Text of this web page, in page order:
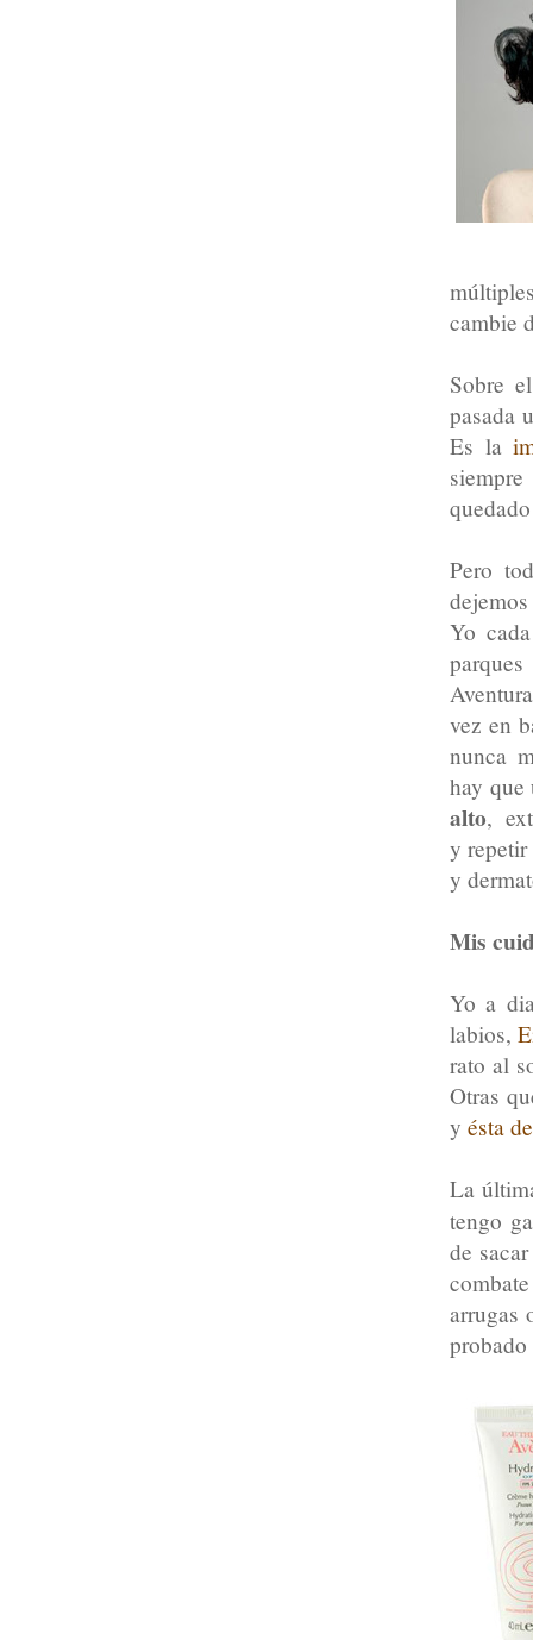
cambie
Sobre
pasada
Es la
Pero
Yo
vez en
nunca
hay
alto,
y
y
Mis
Yo a
labios,
rato al
Otras
y ésta
La
tengo
de
arrugas